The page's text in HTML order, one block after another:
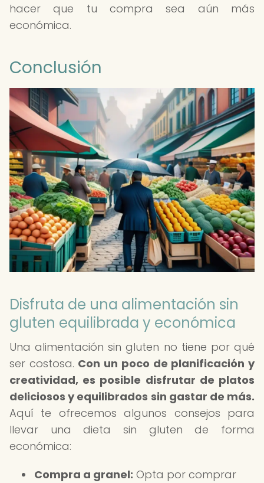
hacer que tu compra sea aún más
económica.
Conclusión
Disfruta de una alimentación sin
gluten equilibrada y económica
Una alimentación sin gluten no tiene por qué
ser costosa. Con un poco de planificación y
creatividad, es posible disfrutar de platos
deliciosos y equilibrados sin gastar de más.
Aquí te ofrecemos algunos consejos para
llevar una dieta sin gluten de forma
económica:
Compra a granel: Opta por comprar